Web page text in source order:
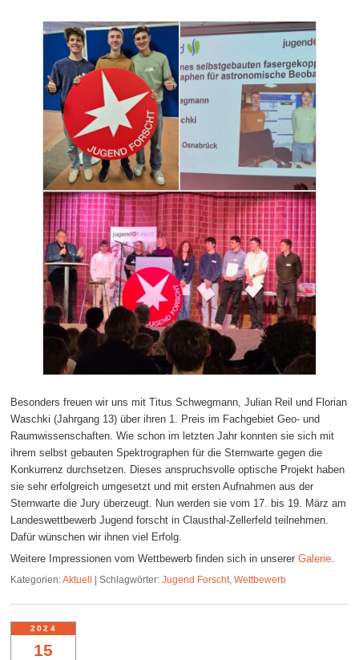
Besonders freuen wir uns mit Titus Schwegmann, Julian Reil und Florian
Waschki (Jahrgang 13) über ihren 1. Preis im Fachgebiet Geo- und
Raumwissenschaften. Wie schon im letzten Jahr konnten sie sich mit
ihrem selbst gebauten Spektrographen für die Sternwarte gegen die
Konkurrenz durchsetzen. Dieses anspruchsvolle optische Projekt haben
sie sehr erfolgreich umgesetzt und mit ersten Aufnahmen aus der
Sternwarte die Jury überzeugt. Nun werden sie vom 17. bis 19. März am
Landeswettbewerb Jugend forscht in Clausthal-Zellerfeld teilnehmen.
Dafür wünschen wir ihnen viel Erfolg.
Weitere Impressionen vom Wettbewerb finden sich in unsererGalerie.
Kategorien:Aktuell |Schlagwörter: Jugend Forscht,Wettbewerb
15
2024